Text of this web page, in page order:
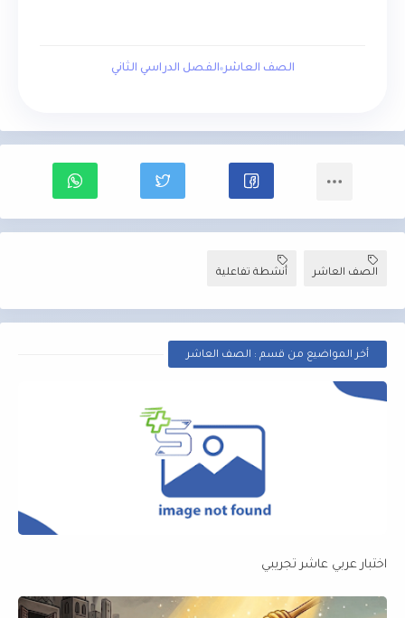
الصف العاشر الفصل الدراسي الثاني
الصف العاشر أنشطة تفاعلية
أخر المواضيع من قسم : الصف العاشر
اختبار عربي عاشر تجريبي